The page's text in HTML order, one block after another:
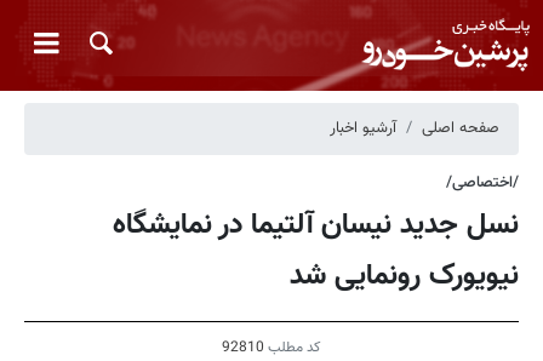
صفحه اصلی آرشیو اخبار
/اختصاصی/
نسل جدید نیسان آلتیما در نمایشگاه
نیویورک رونمایی شد
کد مطلب 92810